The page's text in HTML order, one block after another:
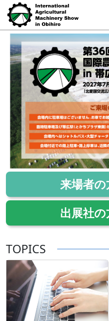
来場者の
出展社の
TOPICS